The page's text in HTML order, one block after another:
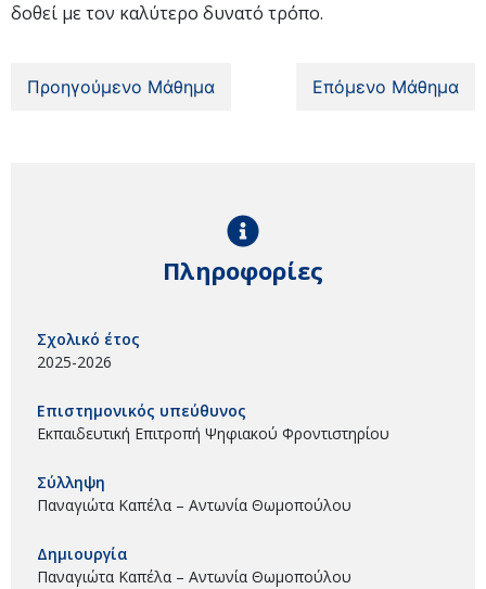
δοθεί με τον καλύτερο δυνατό τρόπο.
Προηγούμενο Μάθημα Επόμενο Μάθημα
Πληροφορίες
Σχολικό έτος
2025-2026
Επιστημονικός υπεύθυνος
Εκπαιδευτική Επιτροπή Ψηφιακού Φροντιστηρίου
Σύλληψη
Παναγιώτα Καπέλα – Αντωνία Θωμοπούλου
Δημιουργία
Παναγιώτα Καπέλα – Αντωνία Θωμοπούλου